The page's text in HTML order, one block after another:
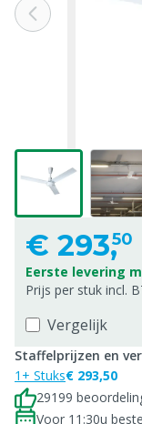
€ 293,50
Eerste levering
Prijs per stuk incl.
Vergelijk
Staffelprijzen en
1+ Stuks€ 293,50
29199
Voor 11:30u